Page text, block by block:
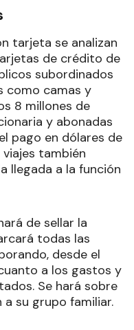
tarjeta se analizan
de crédito de
subordinados
como camas y
8 millones de
y abonadas
pago en dólares de
también
llegada a la función
de sellar la
todas las
desde el
a los gastos y
Se hará sobre
su grupo familiar.